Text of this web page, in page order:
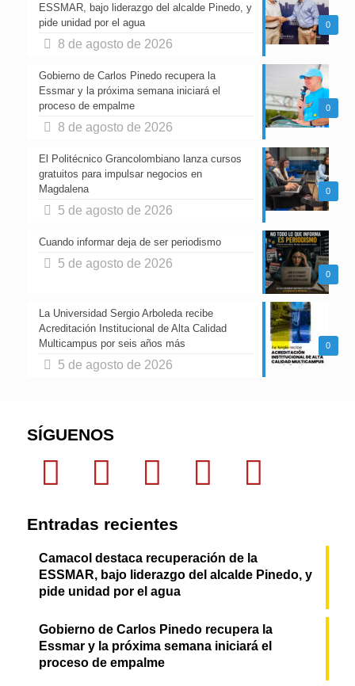
0
ESSMAR, bajo liderazgo del alcalde Pinedo, y
pide unidad por el agua
8 de agosto de 2026
0
Gobierno de Carlos Pinedo recupera la
Essmar y la próxima semana iniciará el
proceso de empalme
8 de agosto de 2026
0
El Politécnico Grancolombiano lanza cursos
gratuitos para impulsar negocios en
Magdalena
5 de agosto de 2026
0
Cuando informar deja de ser periodismo
5 de agosto de 2026
0
La Universidad Sergio Arboleda recibe
Acreditación Institucional de Alta Calidad
Multicampus por seis años más
5 de agosto de 2026
SÍGUENOS
Entradas recientes
Camacol destaca recuperación de la
ESSMAR, bajo liderazgo del alcalde Pinedo, y
pide unidad por el agua
Gobierno de Carlos Pinedo recupera la
Essmar y la próxima semana iniciará el
proceso de empalme